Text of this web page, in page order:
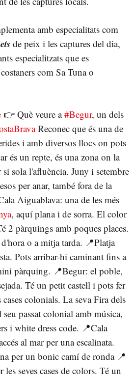
amb especialitats com
de peix i les captures del dia,
especialitzats que es
com Sa Tuna o
👉 Què veure a#Begur, un dels
Reconec que és una de
i amb diversos llocs on pots
és un repte, és una zona on la
sola l'afluència. Juny i setembre
per anar, també fora de la
Aiguablava: una de les més
, aquí plana i de sorra. El color
2 pàrquings amb poques places.
o a mitja tarda. 📍Platja
Pots arribar-hi caminant fins a
pàrquing. 📍Begur: el poble,
Té un petit castell i pots fer
cases colonials. La seva Fira dels
passat colonial amb música,
i white dress code. 📍Cala
al mar per una escalinata.
per un bonic camí de ronda 📍
seves cases de colors. Té un